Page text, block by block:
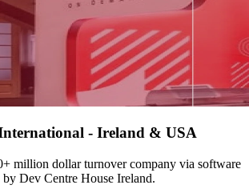
- Ireland & USA
million dollar turnover company via software
by Dev Centre House Ireland.